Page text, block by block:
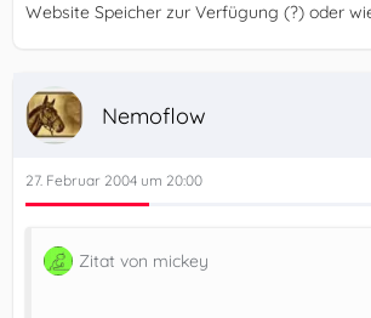
Website Speicher zur Verfügung (?) oder
Nemoflow
27. Februar 2004 um 20:00
Zitat von mickey